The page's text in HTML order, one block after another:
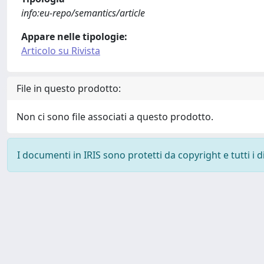
info:eu-repo/semantics/article
Appare nelle tipologie:
Articolo su Rivista
File in questo prodotto:
Non ci sono file associati a questo prodotto.
I documenti in IRIS sono protetti da copyright e tutti i